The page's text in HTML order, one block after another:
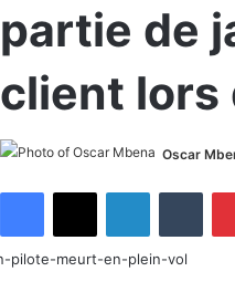
partie de
client lors
Oscar